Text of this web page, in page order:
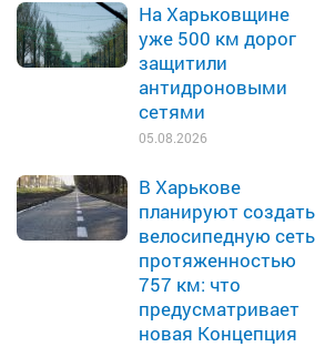
На Харьковщине
уже 500 км дорог
защитили
антидроновыми
сетями
05.08.2026
В Харькове
планируют создать
велосипедную сеть
протяженностью
757 км: что
предусматривает
новая Концепция